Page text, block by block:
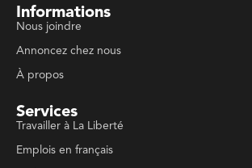
Informations
Nous joindre
Annoncez chez nous
À propos
Services
Travailler à La Liberté
Emplois en français